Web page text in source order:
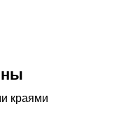
краями